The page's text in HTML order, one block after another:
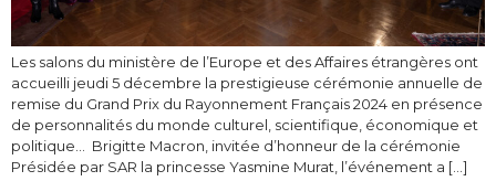
Les salons du ministère de l’Europe et des Affaires étrangères ont
accueilli jeudi 5 décembre la prestigieuse cérémonie annuelle de
remise du Grand Prix du Rayonnement Français 2024 en présence
de personnalités du monde culturel, scientifique, économique et
politique… Brigitte Macron, invitée d’honneur de la cérémonie
Présidée par SAR la princesse Yasmine Murat, l’événement a […]